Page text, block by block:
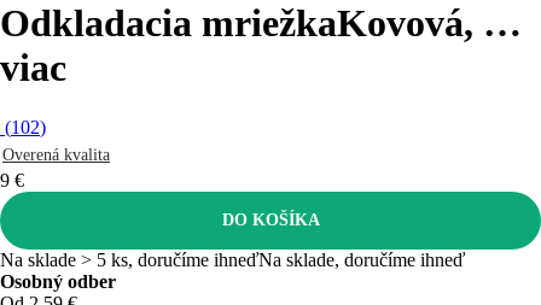
Odkladacia mriežkaKovová, …
viac
(102)
Overená kvalita
9 €
DO KOŠÍKA
Na sklade > 5 ks, doručíme ihneďNa sklade, doručíme ihneď
Osobný odber